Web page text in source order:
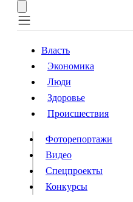
Власть
Происшествия
Видео
Конкурсы
Власть
Экономика
Люди
Здоровье
Происшествия
Фоторепортажи
Видео
Спецпроекты
Конкурсы